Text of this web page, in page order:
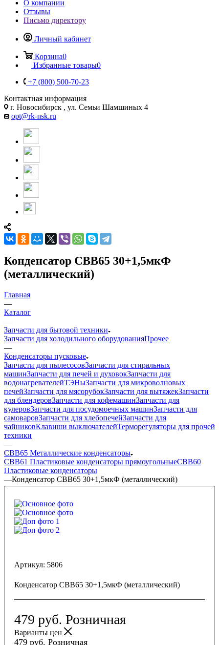
О компании
Отзывы
Письмо директору
Личный кабинет
Корзина0
Избранные товары0
+7 (800) 500-70-23
Контактная информация
г. Новосибирск , ул. Семьи Шамшиных 4
opt@rk-nsk.ru
Конденсатор CBB65 30+1,5мкФ
(металлический)
Главная
—
Каталог
—
Запчасти для бытовой техники
Запчасти для холодильного оборудованияПрочее
—
Конденсаторы пусковые
Запчасти для пылесосовЗапчасти для стиральных
машинЗапчасти для печей и духовокЗапчасти для
водонагревателейТЭНыЗапчасти для микроволновых
печейЗапчасти для мясорубокЗапчасти для вытяжекЗапчасти
для блендеровЗапчасти для кофемашинЗапчасти для
кулеровЗапчасти для посудомоечных машинЗапчасти для
самоваровЗапчасти для хлебопечейЗапчасти для
чайниковКлавиши выключателейТерморегуляторы для прочей
техники
—
CBB65 Металлические конденсаторы
CBB61 Пластиковые конденсаторы прямоугольныеCBB60
Пластиковые конденсаторы
—Конденсатор CBB65 30+1,5мкФ (металлический)
Артикул: 5806
Конденсатор CBB65 30+1,5мкФ (металлический)
479 руб. Розничная
Варианты цен
479 руб. Розничная